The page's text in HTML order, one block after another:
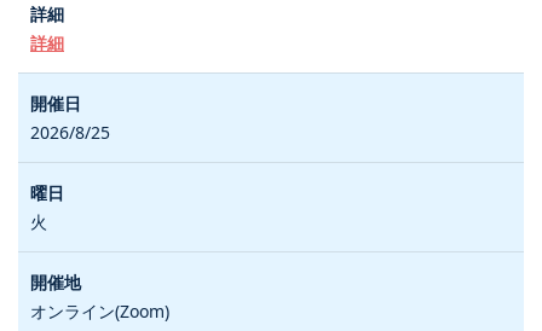
詳細
2026/8/25
火
オンライン(Zoom)